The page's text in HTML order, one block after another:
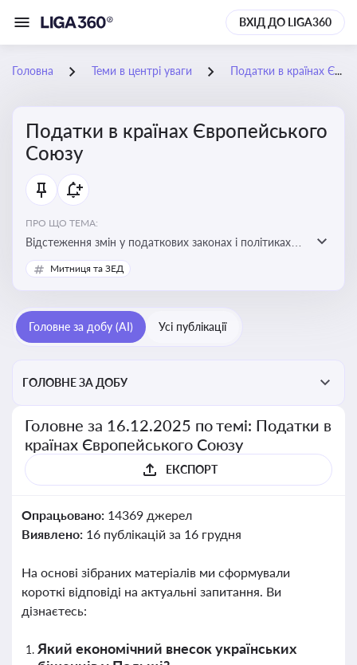
ВХІД ДО LIGA360
Головна Теми в центрі уваги Податки в країнах Європейського Союзу
Податки в країнах Європейського
Союзу
ПРО ЩО ТЕМА:
Відстеження змін у податкових законах і політиках
країн ЄС. Моніторинг кейсів, що впливають на бізнес-
процеси та фінансову звітність
Митниця та ЗЕД
Головне за добу (AI) Усі публікації
ГОЛОВНЕ ЗА ДОБУ
Головне за 16.12.2025 по темі: Податки в
країнах Європейського Союзу
ЕКСПОРТ
Опрацьовано: 14369 джерел
Виявлено: 16 публікацій за 16 грудня
На основі зібраних матеріалів ми сформували
короткі відповіді на актуальні запитання. Ви
дізнаєтесь:
Який економічний внесок українських